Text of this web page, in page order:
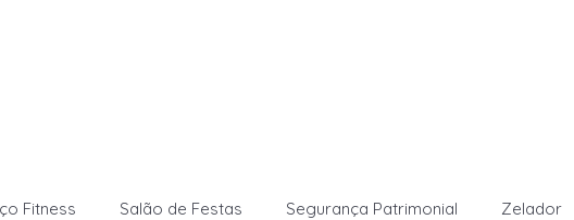
Fitness Salão de Festas Segurança Patrimonial Zelador